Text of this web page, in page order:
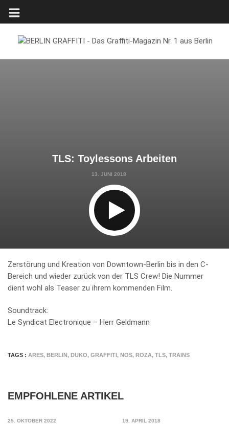
TLS: Toylessons Arbeiten
13. JUNI 2018
Zerstörung und Kreation von Downtown-Berlin bis in den C-
Bereich und wieder zurück von der TLS Crew! Die Nummer
dient wohl als Teaser zu ihrem kommenden Film.
Soundtrack:
Le Syndicat Electronique – Herr Geldmann
TAGS : ARES, BERLIN, DUKO, GRAFFITI, NOS, ROZA, TLS, TRAINS
EMPFOHLENE ARTIKEL
25. OKTOBER 2022 19. APRIL 2018